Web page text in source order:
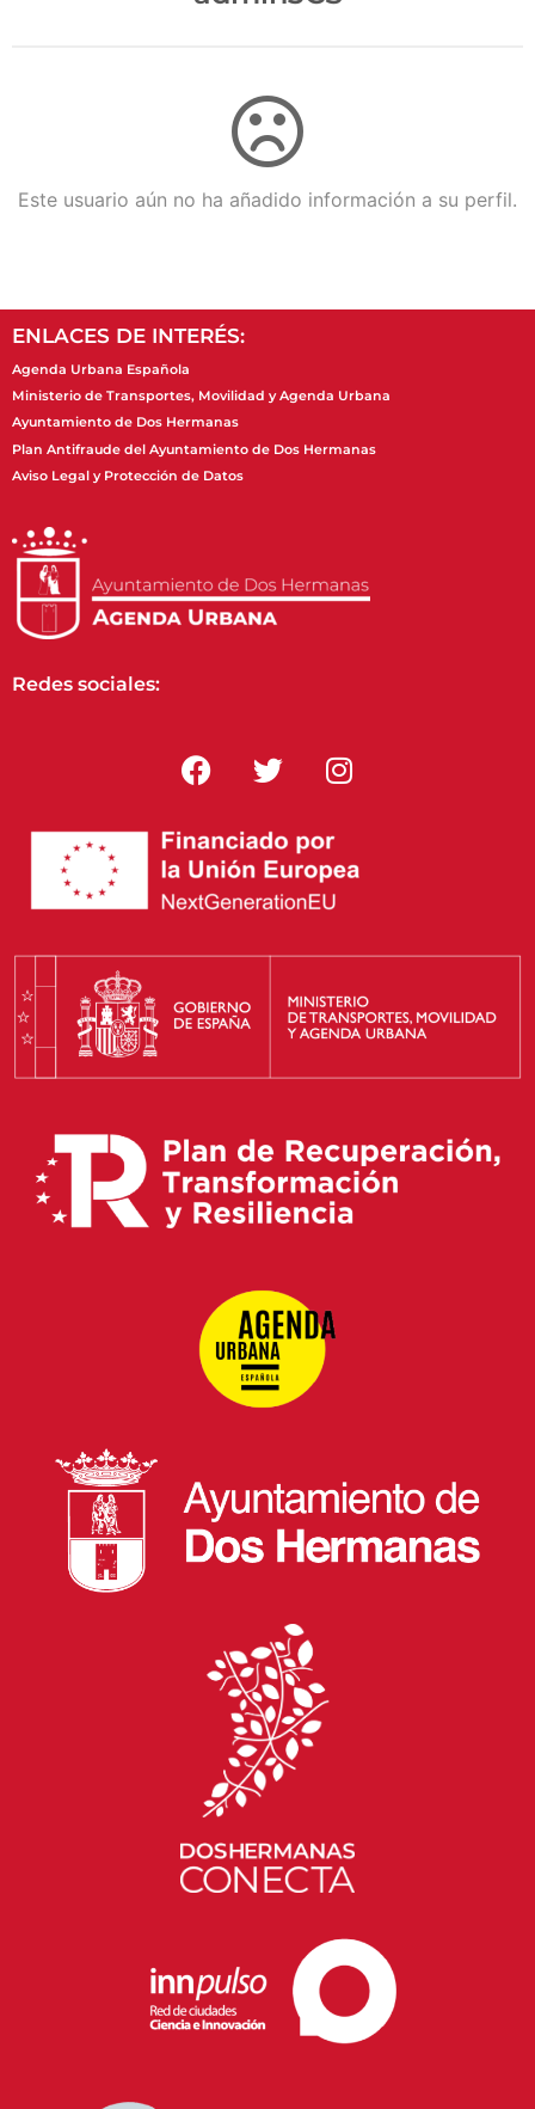
Este usuario aún no ha añadido información a su perfil.
ENLACES DE INTERÉS:
Agenda Urbana Española
Ministerio de Transportes, Movilidad y Agenda Urbana
Ayuntamiento de Dos Hermanas
Plan Antifraude del Ayuntamiento de Dos Hermanas
Aviso Legal y Protección de Datos
Redes sociales: